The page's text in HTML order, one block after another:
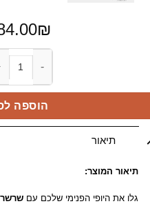
₪
כמות של
הוספה
תיאור
תיאור המוצר:
גלו את היופי הפנימי שלכם עם